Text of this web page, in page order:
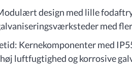
design med lille
med
Kernekomponenter med
luftfugtighed og korrosive